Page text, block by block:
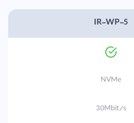
IR-WP-5
NVMe
30Mbit/s